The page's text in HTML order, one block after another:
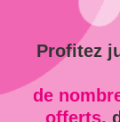
Profitez
de
offerts,